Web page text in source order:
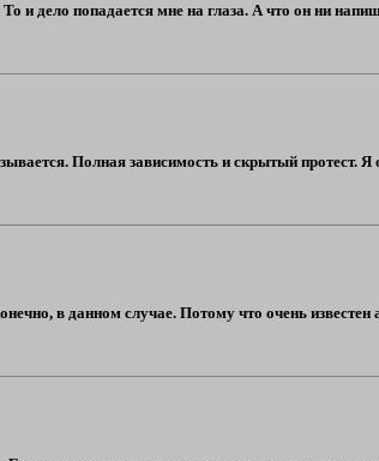
и дело попадается мне на глаза. А что он ни
Полная зависимость и скрытый протест.
в данном случае. Потому что очень известен